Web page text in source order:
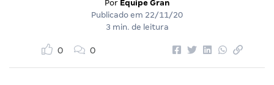
Por Equipe Gran
Publicado em 22/11/20
3 min. de leitura
0 0